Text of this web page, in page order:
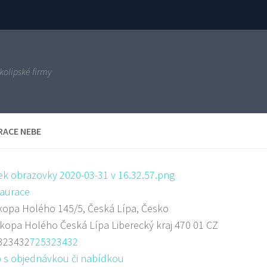
firmy
NEBE
Holého 145/5, Česká Lípa, Česko
Holého Česká Lípa Liberecký kraj 470 01 CZ
725323432
s objednávkou či nabídkou